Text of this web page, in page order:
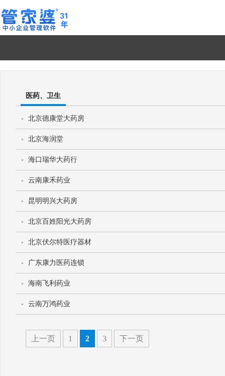
医药、卫生
北京德康堂大药房
北京海润堂
海口瑞华大药行
云南康禾药业
昆明明兴大药房
北京百姓阳光大药房
北京伏尔特医疗器材
广东康力医药连锁
海南飞利药业
云南万鸿药业
上一页 1 2 3 下一页